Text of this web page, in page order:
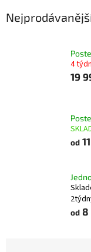
4
19
od
od 8